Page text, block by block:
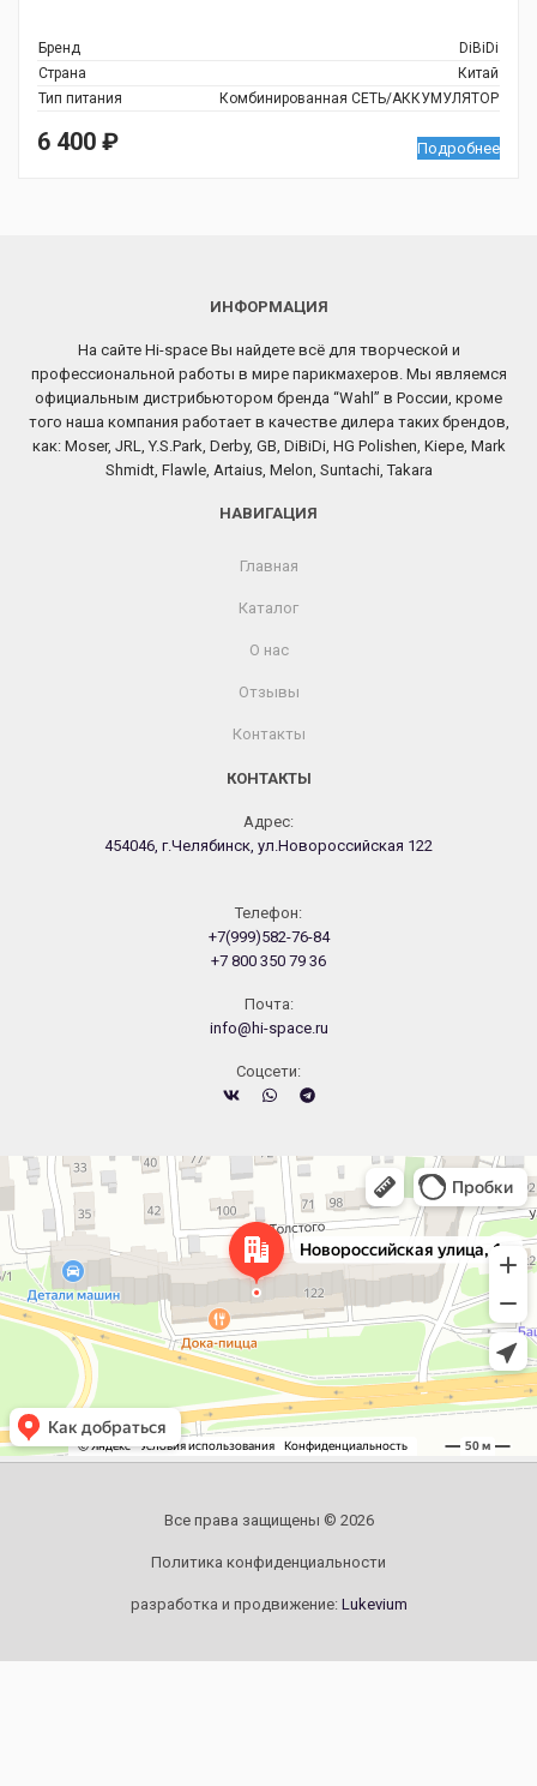
Бренд
DiBiDi
Страна
Китай
Тип питания
Комбинированная СЕТЬ/АККУМУЛЯТОР
6 400 ₽ Подробнее
ИНФОРМАЦИЯ
На сайте Hi-space Вы найдете всё для творческой и
профессиональной работы в мире парикмахеров. Мы являемся
официальным дистрибьютором бренда “Wahl” в России, кроме
того наша компания работает в качестве дилера таких брендов,
как: Moser, JRL, Y.S.Park, Derby, GB, DiBiDi, HG Polishen, Kiepe, Mark
Shmidt, Flawle, Artaius, Melon, Suntachi, Takara
НАВИГАЦИЯ
Главная
Каталог
О нас
Отзывы
Контакты
КОНТАКТЫ
Адрес:
454046, г.Челябинск, ул.Новороссийская 122
Телефон:
+7(999)582-76-84
+7 800 350 79 36
Почта:
info@hi-space.ru
Cоцсети:
Челябинск
Новороссийская улица, 122 — Яндекс.Карты
Все права защищены © 2026
Политика конфиденциальности
разработка и продвижение: Lukevium